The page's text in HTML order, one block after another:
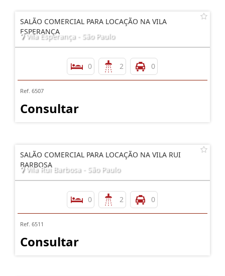
SALÃO COMERCIAL PARA LOCAÇÃO NA VILA
ESPERANÇA
Vila Esperança - São Paulo
0 2 0
Ref. 6507
Consultar
SALÃO COMERCIAL PARA LOCAÇÃO NA VILA RUI
BARBOSA
Vila Rui Barbosa - São Paulo
0 2 0
Ref. 6511
Consultar